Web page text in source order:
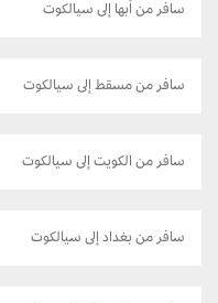
سافر من أبها إلى سيالكوت
سافر من مسقط إلى سيالكوت
سافر من الكويت إلى سيالكوت
سافر من بغداد إلى سيالكوت